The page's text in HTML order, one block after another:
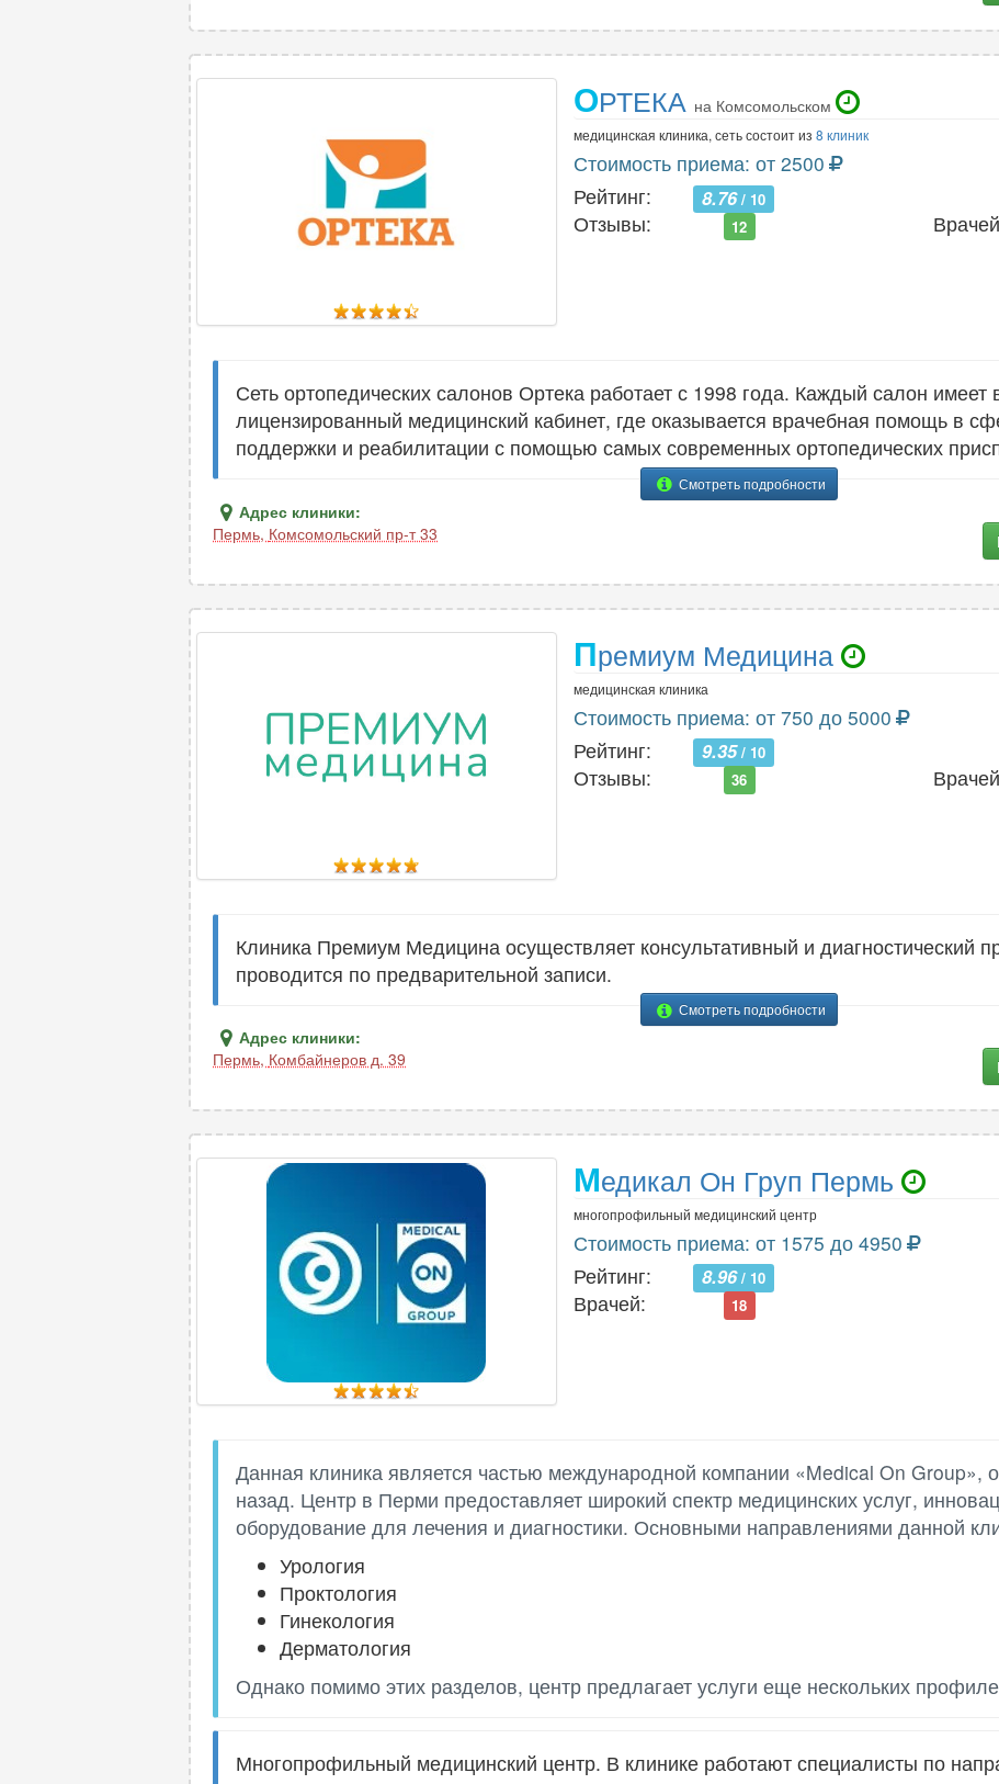
ОРТЕКА на Комсомольском
медицинская клиника, сеть состоит из 8 клиник
Стоимость приема: от 2500
Рейтинг:
8.76/ 10
Отзывы: 12
Сеть ортопедических салонов Ортека работает с 1998 года. Каждый салон
лицензированный медицинский кабинет, где оказывается врачебная помощь в
поддержки и реабилитации с помощью самых современных ортопедических
Смотреть подробности
Адрес клиники:
Пермь, Комсомольский пр-т 33
Премиум Медицина
медицинская клиника
Стоимость приема: от 750 до 5000
Рейтинг:
9.35/ 10
Отзывы: 36
Клиника Премиум Медицина осуществляет консультативный и диагностический
проводится по предварительной записи.
Смотреть подробности
Адрес клиники:
Пермь, Комбайнеров д. 39
Медикал Он Груп Пермь
многопрофильный медицинский центр
Стоимость приема: от 1575 до 4950
Рейтинг:
8.96/ 10
Врачей: 18
Данная клиника является частью международной компании «Medical On Group»,
назад. Центр в Перми предоставляет широкий спектр медицинских услуг,
оборудование для лечения и диагностики. Основными направлениями данной
Урология
Проктология
Гинекология
Дерматология
Однако помимо этих разделов, центр предлагает услуги еще нескольких
Многопрофильный медицинский центр. В клинике работают специалисты по